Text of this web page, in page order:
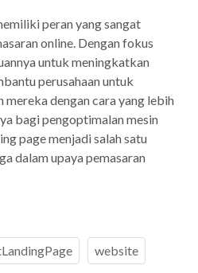
peran yang sangat
online. Dengan fokus
untuk meningkatkan
perusahaan untuk
mereka dengan cara yang lebih
bagi pengoptimalan mesin
page menjadi salah satu
dalam upaya pemasaran
website